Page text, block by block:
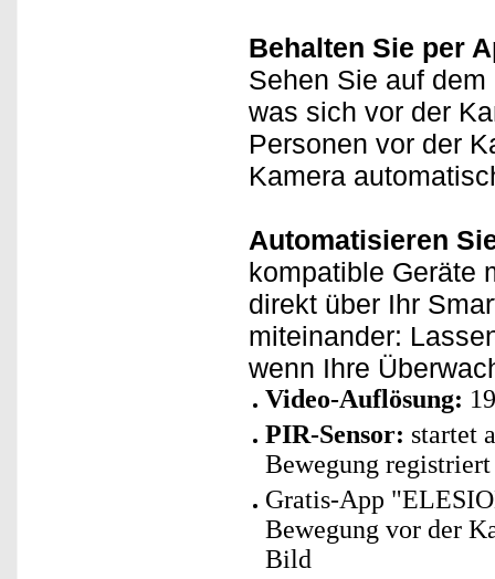
Behalten Sie per
Sehen Sie auf
was sich vor der
Personen vor der
Kamera
Automatisieren
kompatible Geräte
direkt über Ihr
miteinander:
wenn Ihre
Video-Auflösung:
PIR-Sensor: startet
Bewegung registriert
Gratis-App
Bewegung vor der
Bild